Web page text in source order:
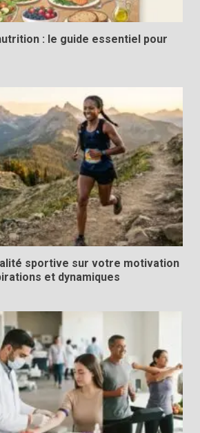
: le guide essentiel pour
sportive sur votre motivation
et dynamiques